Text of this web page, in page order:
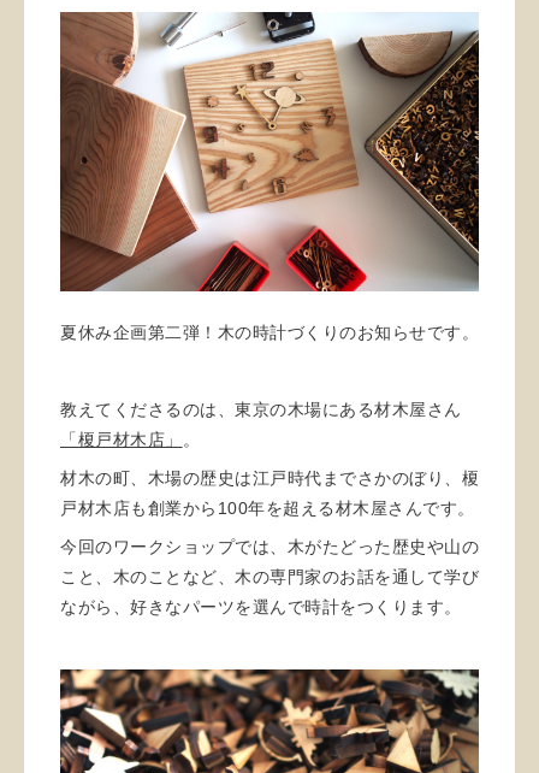
夏休み企画第二弾！木の時計づくりのお知らせです。
教えてくださるのは、東京の木場にある材木屋さん
「榎戸材木店」
。
材木の町、木場の歴史は江戸時代までさかのぼり、榎
戸材木店も創業から100年を超える材木屋さんです。
今回のワークショップでは、木がたどった歴史や山の
こと、木のことなど、木の専門家のお話を通して学び
ながら、好きなパーツを選んで時計をつくります。